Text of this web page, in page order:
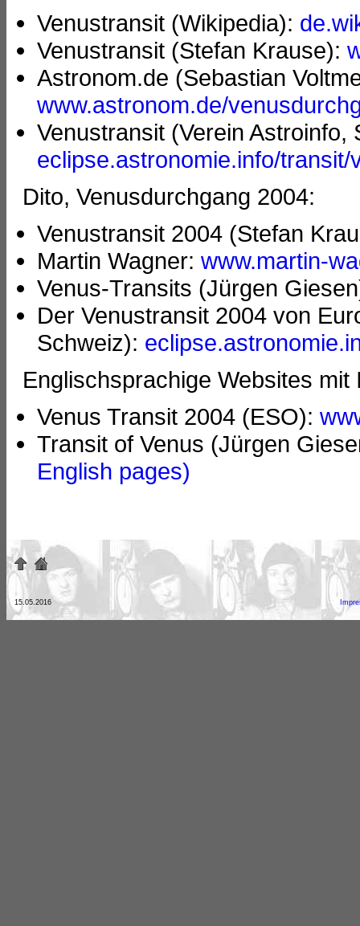
Venustransit (Wikipedia):
Venustransit (Stefan Krause):
Astronom.de (Sebastian
www.astronom.de/
Venustransit (Verein Astroinfo,
eclipse.astronomie.info/transit/
Dito, Venusdurchgang 2004:
Venustransit 2004 (Stefan
Martin Wagner: www.martin-
Venus-Transits (Jürgen
Der Venustransit 2004 von
Schweiz):
Englischsprachige Websites
Venus Transit 2004 (ESO):
Transit of Venus (Jürgen
English pages)
15.05.2016